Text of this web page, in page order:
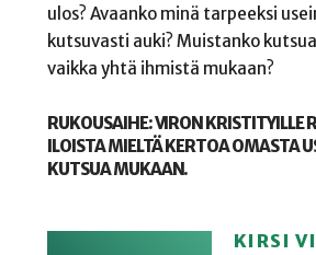
ulos? Avaanko minä tarpeeksi
kutsuvasti auki? Muistanko
vaikka yhtä ihmistä mukaan?
RUKOUSAIHE: VIRON KRISTITYILLE
ILOISTA MIELTÄ KERTOA OMASTA
KUTSUA MUKAAN.
KIRSI